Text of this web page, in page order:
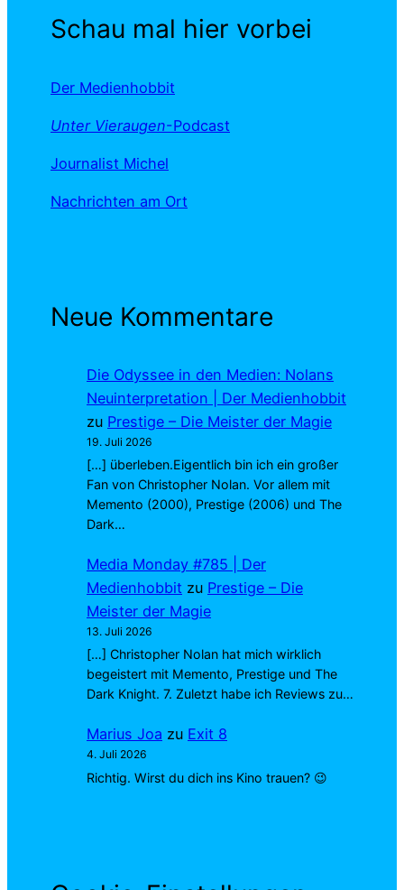
Schau mal hier vorbei
Der Medienhobbit
Unter Vieraugen-Podcast
Journalist Michel
Nachrichten am Ort
Neue Kommentare
Die Odyssee in den Medien: Nolans
Neuinterpretation | Der Medienhobbit
zu Prestige – Die Meister der Magie
19. Juli 2026
[…] überleben.Eigentlich bin ich ein großer
Fan von Christopher Nolan. Vor allem mit
Memento (2000), Prestige (2006) und The
Dark…
Media Monday #785 | Der
Medienhobbit zu Prestige – Die
Meister der Magie
13. Juli 2026
[…] Christopher Nolan hat mich wirklich
begeistert mit Memento, Prestige und The
Dark Knight. 7. Zuletzt habe ich Reviews zu…
Marius Joa zu Exit 8
4. Juli 2026
Richtig. Wirst du dich ins Kino trauen? 😉